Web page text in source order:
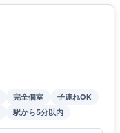
完全個室
子連れOK
駅から5分以内